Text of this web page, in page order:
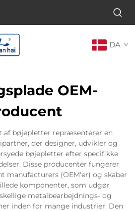
DA
OEM-
af bøjepletter repræsenterer en
der designer, udvikler og
bøjepletter efter specifikke
Disse producenter fungerer
manufacturers (OEM'er) og skaber
komponenter, som udgør
metalbearbejdnings- og
inden for mange industrier. Den